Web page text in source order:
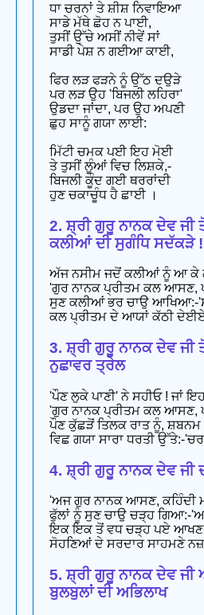
ਧਾ ਚਰਨਾਂ ਤੇ ਸ਼ੀਸ਼ ਨਿਵਾਇਆ
ਸਾਡੇ ਮੱਥੇ ਛੋਹ ਨ ਪਾਈ,
ਤੁਸੀਂ ਉੱਚੇ ਅਸੀਂ ਨੀਵੇਂ ਸਾਂ
ਸਾਡੀ ਪੇਸ਼ ਨ ਗਈਆ ਕਾਈ,
ਫਿਰ ਲੜ ਫੜਨੇ ਨੂੰ ਉੱਠ ਦਉੜੇ
ਪਰ ਲੜ ਉਹ 'ਬਿਜਲੀ ਲਹਿਰਾ'
ਉਡਦਾ ਜਾਂਦਾ, ਪਰ ਉਹ ਅਪਣੀ
ਛੁਹ ਸਾਨੂੰ ਗਯਾ ਲਾਈ:
ਮਿੱਟੀ ਚਮਕ ਪਈ ਇਹ ਮੋਈ
ਤੇ ਤੁਸੀਂ ਲੂੰਆਂ ਵਿਚ ਲਿਸ਼ਕੇ,-
ਬਿਜਲੀ ਕੂੰਦ ਗਈ ਥਰਰਾਂਦੀ
ਹੁਣ ਚਕਾਚੂੰਧ ਹੈ ਛਾਈ ।
2. ਸ਼੍ਰੀ ਗੁਰੂ ਨਾਨਕ ਦੇਵ ਜੀ
ਕਲੀਆਂ ਦੀ ਸੁਗੰਧਿ ਸਦੱਕੜੇ !
ਅੱਜ ਨਸੀਮ ਜਦੋਂ ਕਲੀਆਂ ਨੂੰ ਆ ਕੇ
'ਗੁਰ ਨਾਨਕ ਪ੍ਰੀਤਮ ਕਲ ਆਸਣ,
ਸੁਣ ਕਲੀਆਂ ਭਰ ਚਾਉ ਆਖਿਆ:-
ਕਲ ਪ੍ਰੀਤਮ ਦੇ ਆਯਾਂ ਕੱਠੀ
3. ਸ਼੍ਰੀ ਗੁਰੂ ਨਾਨਕ ਦੇਵ ਜੀ
ਨੁਛਾਵਰ ਤ੍ਰੇਲ
'ਪੌਣ ਲੁਕੇ ਪਾਣੀ' ਨੇ ਸਹੀਓ ! ਜਾਂ
'ਗੁਰ ਨਾਨਕ ਪ੍ਰੀਤਮ ਕਲ ਆਸਣ,
ਪੌਣ ਕੁੱਛੜੋਂ ਤਿਲਕ ਰਾਤ ਨੂੰ, ਸ਼ਬਨਮ
ਵਿਛ ਗਯਾ ਸਾਰਾ ਧਰਤੀ ਉੱਤੇ:-
4. ਸ਼੍ਰੀ ਗੁਰੂ ਨਾਨਕ ਦੇਵ ਜੀ
'ਅਜ ਗੁਰ ਨਾਨਕ ਆਸਣ, ਕਹਿੰਦੀ
ਫੁੱਲਾਂ ਨੂੰ ਸੁਣ ਚਾਉ ਚੜ੍ਹ ਗਿਆ:-
ਇਕ ਇਕ ਤੋਂ ਵਧ ਚੜ੍ਹ ਪਏ ਆਖਣ
ਸੋਹਣਿਆਂ ਦੇ ਸਰਦਾਰ ਸਾਹਮਣੇ
5. ਸ਼੍ਰੀ ਗੁਰੂ ਨਾਨਕ ਦੇਵ ਜੀ
ਬੁਲਬੁਲਾਂ ਦੀ ਅਭਿਲਾਖ